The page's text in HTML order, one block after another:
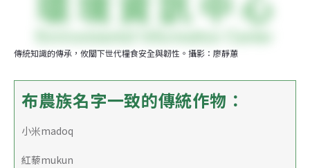
傳統知識的傳承，攸關下世代糧食安全與韌性。攝影：廖靜蕙
布農族名字一致的傳統作物：
小米madoq
紅藜mukun